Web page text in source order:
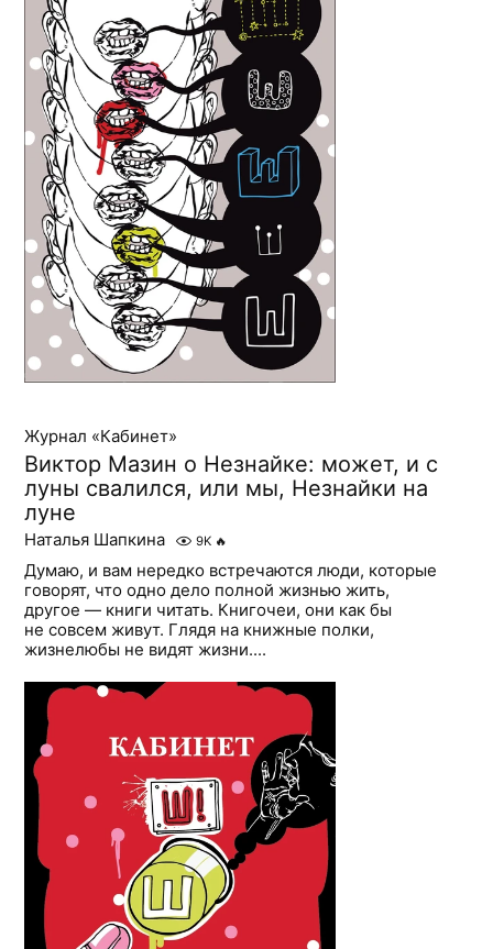
Журнал «Кабинет»
Виктор Мазин о Незнайке: может, и с
луны свалился, или мы, Незнайки на
луне
Наталья Шапкина 9K 🔥
Думаю, и вам нередко встречаются люди, которые
говорят, что одно дело полной жизнью жить,
другое — книги читать. Книгочеи, они как бы
не совсем живут. Глядя на книжные полки,
жизнелюбы не видят жизни....